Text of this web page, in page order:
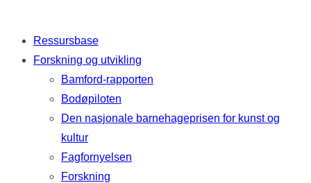
Ressursbase
Forskning og utvikling
Bamford-rapporten
Bodøpiloten
Den nasjonale barnehageprisen for kunst og
kultur
Fagfornyelsen
Forskning